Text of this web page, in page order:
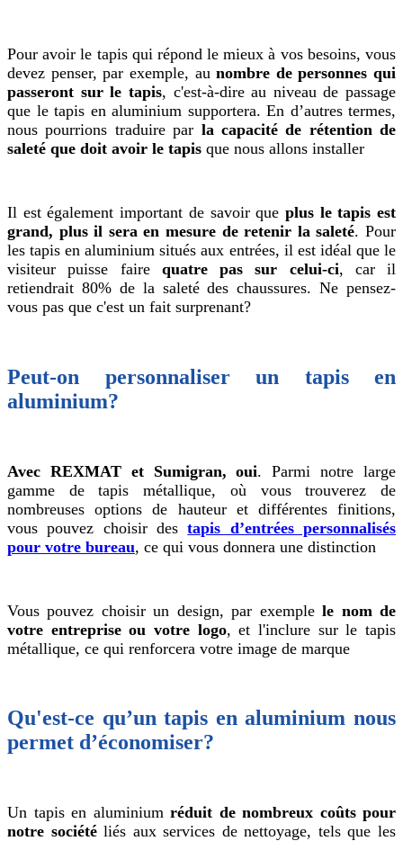
Pour avoir le tapis qui répond le mieux à vos besoins, vous
devez penser, par exemple, aunombre de personnes qui
passeront sur le tapis, c'est-à-dire au niveau de passage
que le tapis en aluminium supportera. En d’autres termes,
nous pourrions traduire par la capacité de rétention de
saleté que doit avoir le tapis que nous allons installer
Il est également important de savoir que plus le tapis est
grand, plus il sera en mesure de retenir la saleté. Pour
les tapis en aluminium situés aux entrées, il est idéal que le
visiteur puisse faire quatre pas sur celui-ci, car il
retiendrait 80% de la saleté des chaussures. Ne pensez-
vous pas que c'est un fait surprenant?
Peut-on personnaliser un tapis en
aluminium?
Avec REXMAT et Sumigran, oui. Parmi notre large
gamme de tapis métallique, où vous trouverez de
nombreuses options de hauteur et différentes finitions,
vous pouvez choisir destapis d’entrées personnalisés
pour votre bureau, ce qui vous donnera une distinction
Vous pouvez choisir un design, par exemplele nom de
votre entreprise ou votre logo, et l'inclure sur le tapis
métallique, ce qui renforcera votre image de marque
Qu'est-ce qu’un tapis en aluminium nous
permet d’économiser?
Un tapis en aluminium réduit de nombreux coûts pour
notre sociétéliés aux services de nettoyage, tels que les